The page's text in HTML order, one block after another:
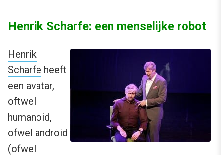
Henrik Scharfe: een menselijke robot
Henrik
Scharfe heeft
een avatar,
oftwel
humanoid,
ofwel android
(ofwel